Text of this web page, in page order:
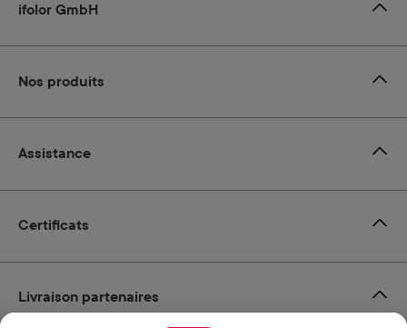
Certificats
ifolor GmbH
Nos produits
Assistance
Livraison partenaires